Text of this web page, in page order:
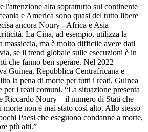
l'attenzione alta soprattutto sul continente
e America sono quasi del tutto libere
ancora Noury - Africa e Asia
La Cina, ad esempio, utilizza la
massiccia, ma è molto difficile avere dati
se il trend globale sulle esecuzioni è in
che fanno ben sperare. Nel 2022
Guinea, Repubblica Centrafricana e
la pena di morte per tutti i reati, Guinea
i reati comuni. “La situazione presenta
Riccardo Noury – il numero di Stati che
non è mai stato così alto. Allo stesso
Paesi che eseguono condanne a morte,
più alti.”